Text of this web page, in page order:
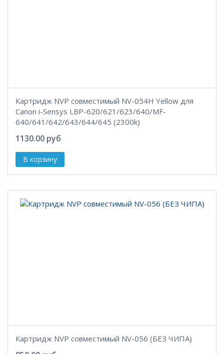
Картридж NVP совместимый NV-054H Yellow для
Canon i-Sensys LBP-620/621/623/640/MF-
640/641/642/643/644/645 (2300k)
1130.00 руб
Картридж NVP совместимый NV-056 (БЕЗ ЧИПА)